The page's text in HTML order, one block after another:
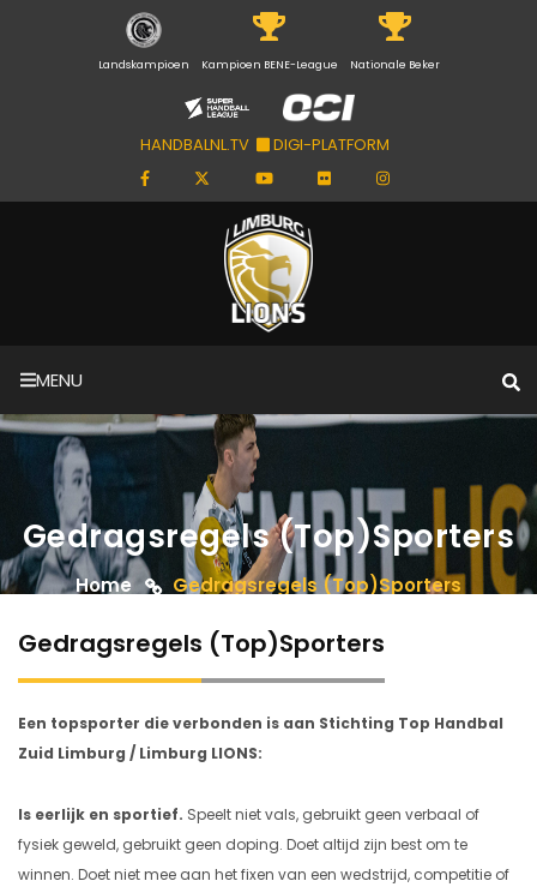
Landskampioen Kampioen BENE-League Nationale Beker
HANDBALNL.TV DIGI-PLATFORM
MENU
Gedragsregels (Top)Sporters
Home Gedragsregels (Top)Sporters
Gedragsregels (Top)Sporters
Een topsporter die verbonden is aan Stichting Top Handbal
Zuid Limburg / Limburg LIONS:
Is eerlijk en sportief. Speelt niet vals, gebruikt geen verbaal of
fysiek geweld, gebruikt geen doping. Doet altijd zijn best om te
winnen. Doet niet mee aan het fixen van een wedstrijd, competitie of